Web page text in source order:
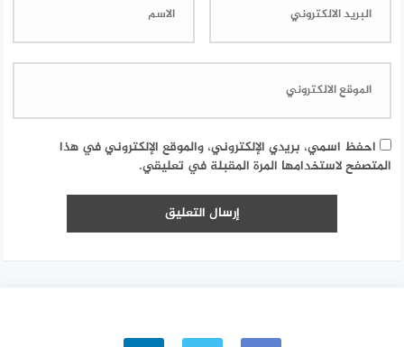
احفظ اسمي، بريدي الإلكتروني، والموقع الإلكتروني في هذا
المتصفح لاستخدامها المرة المقبلة في تعليقي.